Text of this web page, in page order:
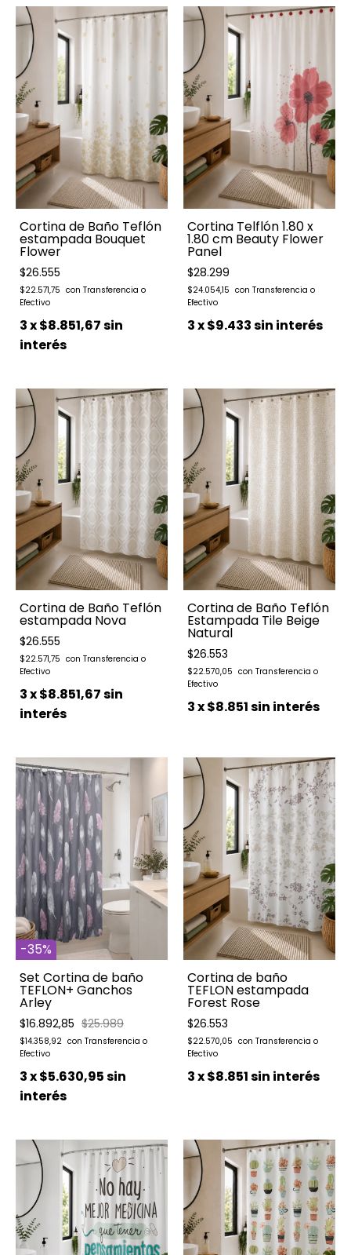
Cortina de Baño Teflón
estampada Bouquet
Flower
$26.555
$22.571,75
3x$8.851,67sin
interés
Cortina Telflón 1.80 x
1.80 cm Beauty Flower
Panel
$28.299
$24.054,15
3x$9.433sin interés
Cortina de Baño Teflón
estampada Nova
$26.555
$22.571,75
3x$8.851,67sin
interés
Cortina de Baño Teflón
Estampada Tile Beige
Natural
$26.553
$22.570,05
3x$8.851sin interés
-35%
Set Cortina de baño
TEFLON+ Ganchos
Arley
$16.892,85 $25.989
$14.358,92
3x$5.630,95sin
interés
Cortina de baño
TEFLON estampada
Forest Rose
$26.553
$22.570,05
3x$8.851sin interés